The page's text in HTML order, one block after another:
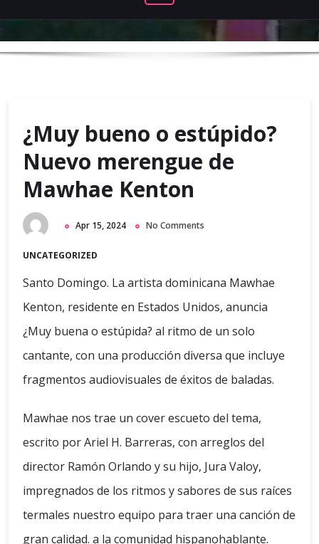
¿Muy bueno o estúpido?
Nuevo merengue de
Mawhae Kenton
Apr 15, 2024 No Comments
UNCATEGORIZED
Santo Domingo. La artista dominicana Mawhae
Kenton, residente en Estados Unidos, anuncia
¿Muy buena o estúpida? al ritmo de un solo
cantante, con una producción diversa que incluye
fragmentos audiovisuales de éxitos de baladas.
Mawhae nos trae un cover escueto del tema,
escrito por Ariel H. Barreras, con arreglos del
director Ramón Orlando y su hijo, Jura Valoy,
impregnados de los ritmos y sabores de sus raíces
termales nuestro equipo para traer una canción de
gran calidad. a la comunidad hispanohablante.